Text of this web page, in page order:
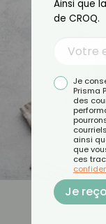
Ainsi que
de CROQ.
Je
Prisma
des
ainsi
que
ces
Je